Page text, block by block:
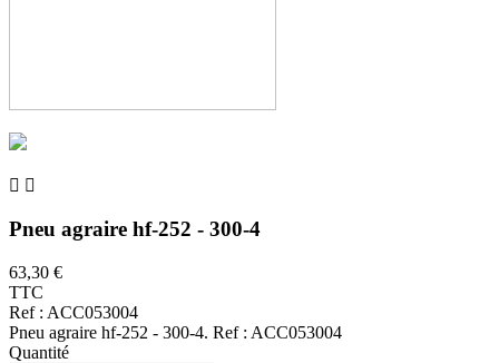
 
Pneu agraire hf-252 - 300-4
63,30 €
TTC
Ref : ACC053004
Pneu agraire hf-252 - 300-4. Ref : ACC053004
Quantité